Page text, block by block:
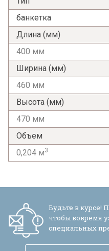
Я ознакомлен с
банкетка
Длина (мм)
400 мм
Ширина (мм)
460 мм
Высота (мм)
470 мм
Объем
0,204 м3
Будьте в курсе!
чтобы вовремя
специальных